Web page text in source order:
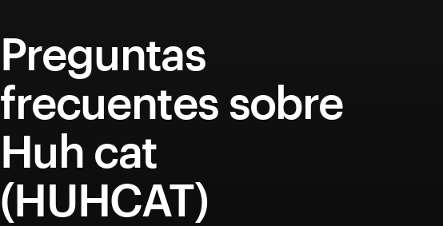
Preguntas
frecuentes sobre
Huh cat
(HUHCAT)